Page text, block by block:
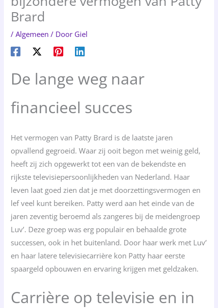
Brard
/Algemeen / Door Giel
De lange weg naar
financieel succes
Het vermogen van Patty Brard is de laatste jaren
opvallend gegroeid. Waar zij ooit begon met weinig geld,
heeft zij zich opgewerkt tot een van de bekendste en
rijkste televisiepersoonlijkheden van Nederland. Haar
leven laat goed zien dat je met doorzettingsvermogen en
lef veel kunt bereiken. Patty werd aan het einde van de
jaren zeventig beroemd als zangeres bij de meidengroep
Luv’. Deze groep was erg populair en behaalde grote
successen, ook in het buitenland. Door haar werk met Luv’
en haar latere televisiecarrière kon Patty haar eerste
spaargeld opbouwen en ervaring krijgen met geldzaken.
Carrière op televisie en in